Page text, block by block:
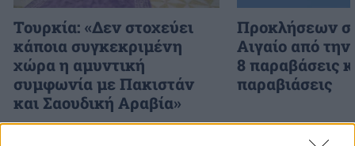
Τουρκία: «Δεν στοχεύει
κάποια συγκεκριμένη
χώρα η αμυντική
συμφωνία με Πακιστάν
και Σαουδική Αραβία»
Προκλήσεων
Αιγαίο από
8 παραβάσεις
παραβιάσεις